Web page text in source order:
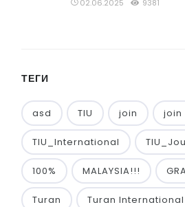
02.06.2025 9381
ТЕГИ
asd TIU join join
TIU_International
100% MALAYSIA!!!
Turan Turan